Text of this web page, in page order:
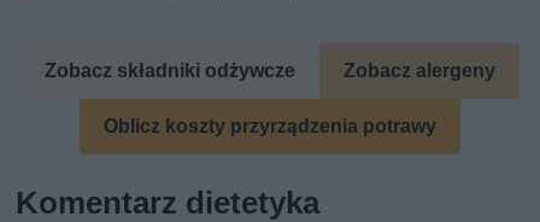
Zobacz składniki odżywcze Zobacz alergeny
Oblicz koszty przyrządzenia potrawy
Komentarz dietetyka